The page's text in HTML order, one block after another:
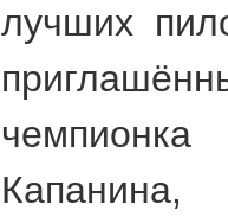
лучших